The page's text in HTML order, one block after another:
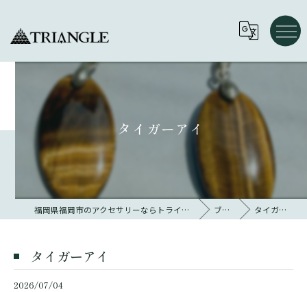
タイガーアイ
福岡県福岡市のアクセサリーならトライアングル 大名 ブログ タイガーアイ
タイガーアイ
2026/07/04